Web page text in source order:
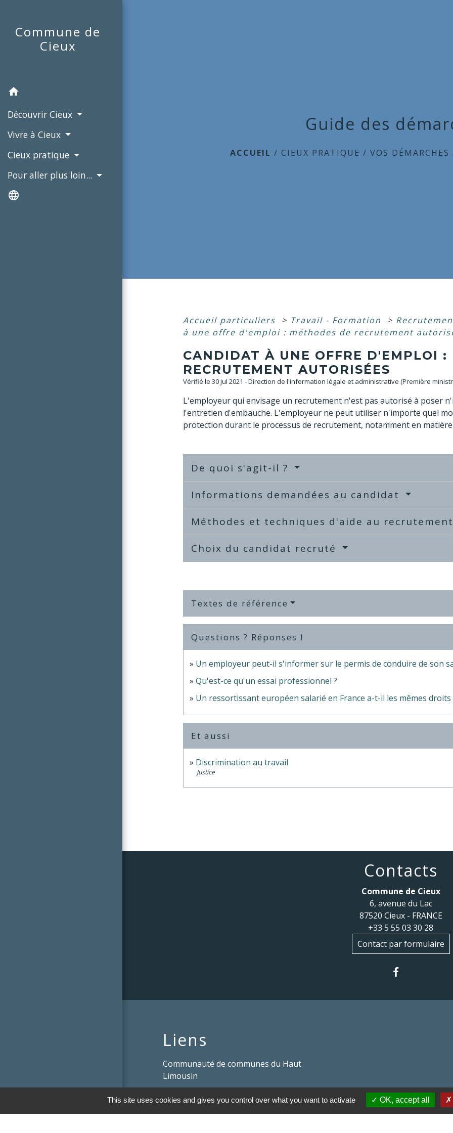
Commune de
Cieux
home
Découvrir Cieux
Vivre à Cieux
Cieux pratique
Pour aller plus loin...
language
Guide des
ACCUEIL /CIEUX PRATIQUE /VOS DÉMARCHES
Accueil particuliers > Travail - Formation >
à une offre d'emploi : méthodes de recrutement
CANDIDAT À UNE OFFRE D'EMPLOI :
RECRUTEMENT AUTORISÉES
Vérifié le 30 Jul 2021 - Direction de l'information légale et administrative (Première
L'employeur qui envisage un recrutement n'est pas autorisé à poser
l'entretien d'embauche. L'employeur ne peut utiliser n'importe quel
protection durant le processus de recrutement, notamment en matière
De quoi s'agit-il ?
Informations demandées au candidat
Méthodes et techniques d'aide au recrutement
Choix du candidat recruté
Textes de référence
Questions ? Réponses !
Un employeur peut-il s'informer sur le permis de conduire de son
Qu'est-ce qu'un essai professionnel ?
Un ressortissant européen salarié en France a-t-il les mêmes
Et aussi
Discrimination au travail
Justice
Contacts
Commune de Cieux
6, avenue du Lac
87520 Cieux - FRANCE
+33 5 55 03 30 28
Contact par formulaire
Liens
Communauté de communes du Haut
Limousin
Le tourisme en Haut Limousin
Conservatoire d'espaces naturels en
This site uses cookies and gives you control over what you want to activate OK, accept all